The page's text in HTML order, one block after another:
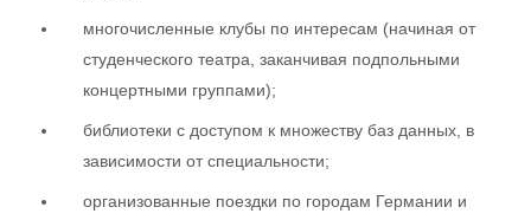
многочисленные клубы по интересам (начиная от
студенческого театра, заканчивая подпольными
концертными группами);
библиотеки с доступом к множеству баз данных, в
зависимости от специальности;
организованные поездки по городам Германии и